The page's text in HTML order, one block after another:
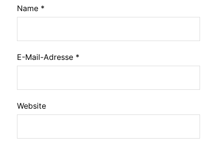
Name *
E-Mail-Adresse *
Website